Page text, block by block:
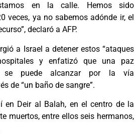
en la calle. Hemos sido
veces, ya no sabemos adónde ir, el
declaró a AFP.
a Israel a detener estos “ataques
y enfatizó que una paz
se puede alcanzar por la vía
de “un baño de sangre”.
en Deir al Balah, en el centro de la
muertos, entre ellos seis hermanos,